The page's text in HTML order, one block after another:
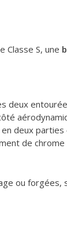
Classe S, une
deux
de
ou